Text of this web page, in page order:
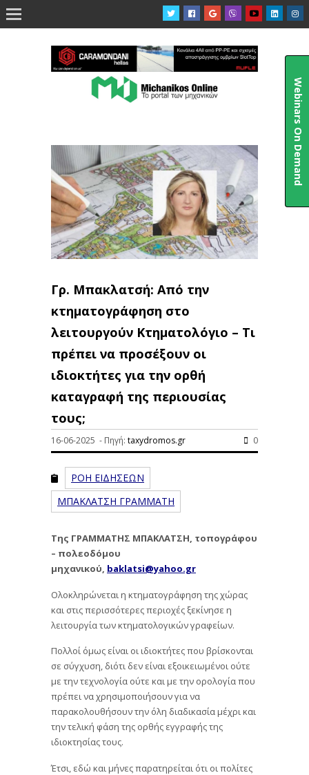

Γρ. Μπακλατσή: Από την
κτηματογράφηση στο
λειτουργούν Κτηματολόγιο – Τι
πρέπει να προσέξουν οι
ιδιοκτήτες για την ορθή
καταγραφή της περιουσίας
τους;
16-06-2025 - Πηγή: taxydromos.gr 0
ΡΟΗ ΕΙΔΗΣΕΩΝ
ΜΠΑΚΛΑΤΣΗ ΓΡΑΜΜΑΤΗ
Της ΓΡΑΜΜΑΤΗΣ ΜΠΑΚΛΑΤΣΗ, τοπογράφου
– πολεοδόμου
μηχανικού, baklatsi@yahoo.gr
Ολοκληρώνεται η κτηματογράφηση της χώρας
και στις περισσότερες περιοχές ξεκίνησε η
λειτουργία των κτηματολογικών γραφείων.
Πολλοί όμως είναι οι ιδιοκτήτες που βρίσκονται
σε σύγχυση, διότι δεν είναι εξοικειωμένοι ούτε
με την τεχνολογία ούτε και με την ορολογία που
πρέπει να χρησιμοποιήσουν για να
παρακολουθήσουν την όλη διαδικασία μέχρι και
την τελική φάση της ορθής εγγραφής της
ιδιοκτησίας τους.
Έτσι, εδώ και μήνες παρατηρείται ότι οι πολίτες
Webinars On Demand